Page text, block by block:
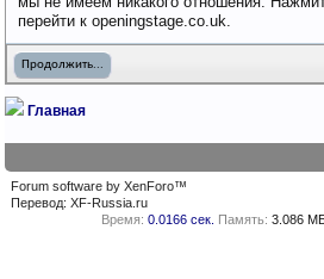
перейти к openingstage.co.uk.
Продолжить...
Главная
Forum software by XenForo™
Перевод:XF-Russia.ru
Время: 0.0166 сек. Память: 3.086